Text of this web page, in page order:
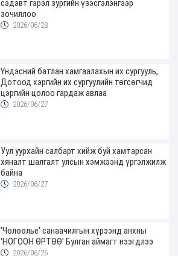
сэдэвт гэрэл зургийн үзэсгэлэнгээр
зочиллоо
2026/06/28
Үндэсний батлан хамгаалахын их сургууль,
Дотоод хэргийн их сургуулийн төгсөгчид
цэргийн цолоо гардаж авлаа
2026/06/27
Уул уурхайн салбарт хийж буй хамтарсан
хяналт шалгалт улсын хэмжээнд үргэлжилж
байна
2026/06/27
'Чөлөөлье' санаачилгын хүрээнд анхны
'НОГООН ӨРТӨӨ' Булган аймагт нээгдлээ
2026/06/26